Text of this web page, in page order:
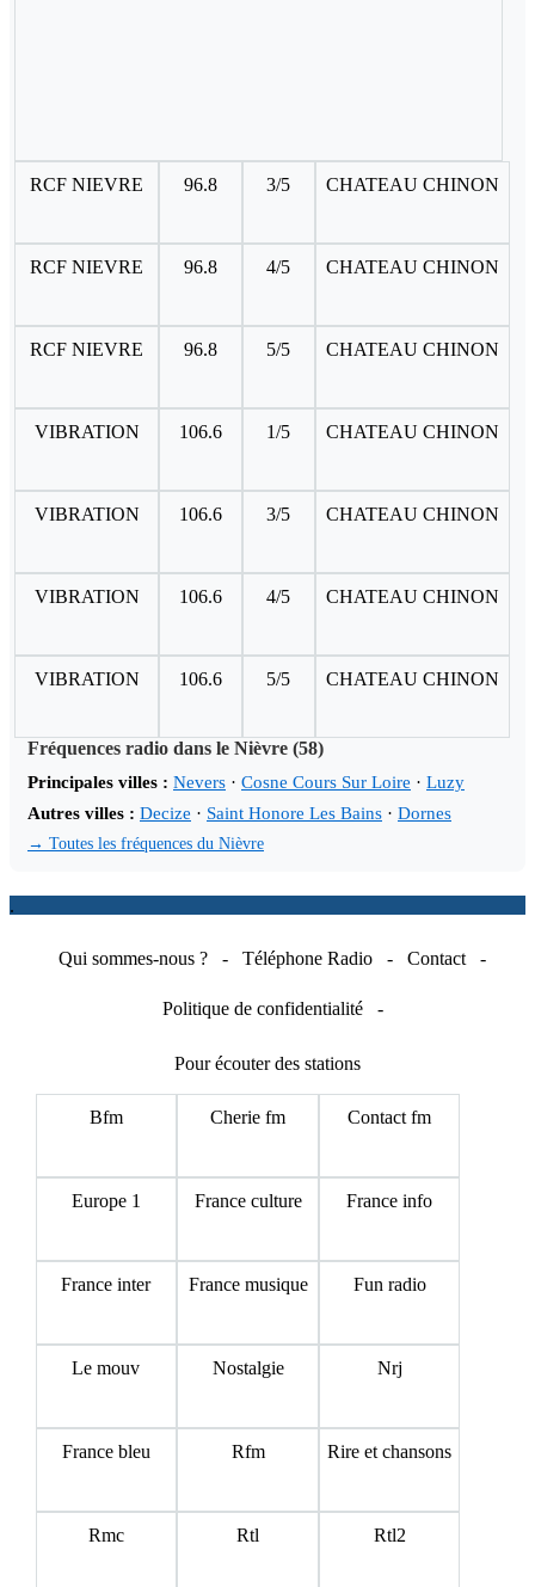
RCF NIEVRE 96.8 3/5 CHATEAU CHINON
RCF NIEVRE 96.8 4/5 CHATEAU CHINON
RCF NIEVRE 96.8 5/5 CHATEAU CHINON
VIBRATION 106.6 1/5 CHATEAU CHINON
VIBRATION 106.6 3/5 CHATEAU CHINON
VIBRATION 106.6 4/5 CHATEAU CHINON
VIBRATION 106.6 5/5 CHATEAU CHINON
Fréquences radio dans le Nièvre (58)
Principales villes : Nevers · Cosne Cours Sur Loire · Luzy
Autres villes : Decize · Saint Honore Les Bains · Dornes
→ Toutes les fréquences du Nièvre
.
Qui sommes-nous ? - Téléphone Radio - Contact -
Politique de confidentialité -
Pour écouter des stations
Bfm Cherie fm Contact fm
Europe 1 France culture France info
France inter France musique Fun radio
Le mouv Nostalgie Nrj
France bleu Rfm Rire et chansons
Rmc Rtl Rtl2